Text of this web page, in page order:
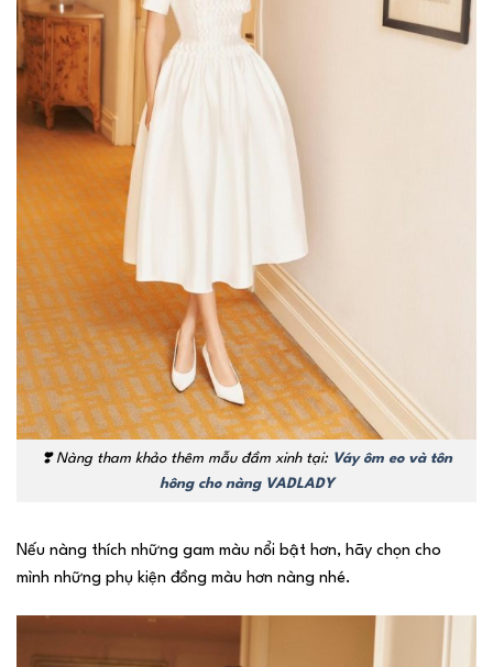
❣️Nàng tham khảo thêm mẫu đầm xinh tại: Váy ôm eo và tôn
hông cho nàng VADLADY
Nếu nàng thích những gam màu nổi bật hơn, hãy chọn cho
mình những phụ kiện đồng màu hơn nàng nhé.